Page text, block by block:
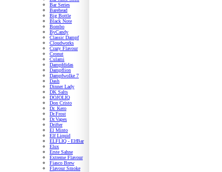
Bar Series
Barehead
Big Bottle
Black Note
Bombo
ByCandy
Classic Dampf
Cloudworks
Crazy Flavour
Cronut
Culami
Dampfdidas
Dampflion
Dampfwolke 7
Dash
Dinner Lady
DK Salts
DOJOLIQ
Don Cristo
Dr. Kero
Dr.Frost
Dr.Vapes
Drifter
El Minto
Elf Liquid
ELFLIQ - ElfBar
Elux
Erste Sahne
Extreme Flavour
Fiasco Brew
Flavour Smoke